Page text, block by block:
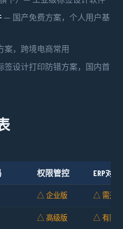
— 国产免费方案，个人用户基
，跨境电商常用
签设计打印防错方案，国内首
权限管控 ERP对接
△ 企业版 △ 需开发
△ 高级版 △ 有限